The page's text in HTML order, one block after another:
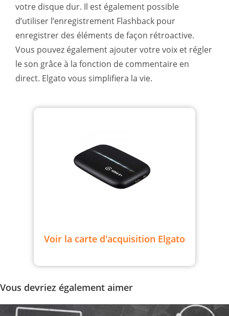
votre disque dur. Il est également possible
d’utiliser l’enregistrement Flashback pour
enregistrer des éléments de façon rétroactive.
Vous pouvez également ajouter votre voix et régler
le son grâce à la fonction de commentaire en
direct. Elgato vous simplifiera la vie.
Voir la carte d'acquisition Elgato
Vous devriez également aimer